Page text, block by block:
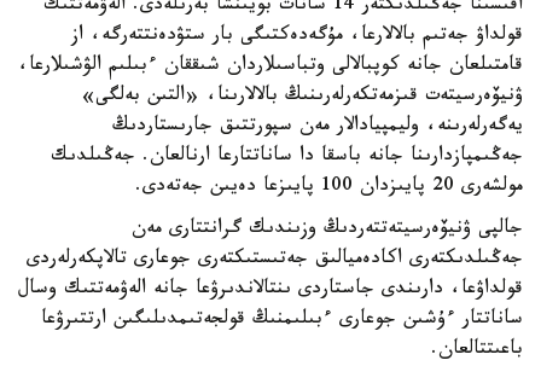
اقىسىنا جەڭىلدىكتەر 14 سانات بويىنشا بەرىلەدى. الەۋمەتتىك
قولداۋ جەتىم بالالارعا، مۇگەدەكتىگى بار ستۋدەنتتەرگە، از
قامتىلعان جانە كوپبالالى وتباسىلاردان شىققان ءبىلىم الۋشىلارعا،
ۋنيۆەرسيتەت قىزمەتكەرلەرىنىڭ بالالارىنا، «التىن بەلگى»
يەگەرلەرىنە، وليمپيادالار مەن سپورتتىق جارىستاردىڭ
جەڭىمپازدارىنا جانە باسقا دا ساناتتارعا ارنالعان. جەڭىلدىك
مولشەرى 20 پايىزدان 100 پايىزعا دەيىن جەتەدى.
جالپى ۋنيۆەرسيتەتتەردىڭ وزىندىك گرانتتارى مەن
جەڭىلدىكتەرى اكادەميالىق جەتىستىكتەرى جوعارى تالاپكەرلەردى
قولداۋعا، دارىندى جاستاردى ىنتالاندىرۋعا جانە الەۋمەتتىك وسال
ساناتتار ءۇشىن جوعارى ءبىلىمنىڭ قولجەتىمدىلىگىن ارتتىرۋعا
باعىتتالعان.